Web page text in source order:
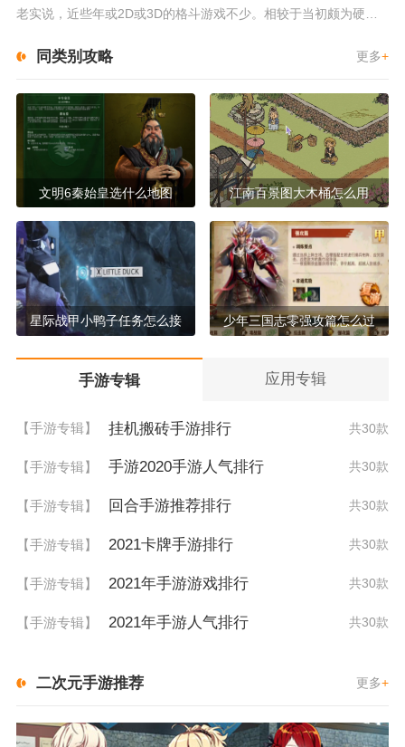
同类别攻略 更多+
文明6秦始皇选什么地图 江南百景图大木桶怎么用
星际战甲小鸭子任务怎么接 少年三国志零强攻篇怎么过
手游专辑 应用专辑
【手游专辑】 挂机搬砖手游排行 共30款
【手游专辑】 手游2020手游人气排行 共30款
【手游专辑】 回合手游推荐排行 共30款
【手游专辑】 2021卡牌手游排行 共30款
【手游专辑】 2021年手游游戏排行 共30款
【手游专辑】 2021年手游人气排行 共30款
二次元手游推荐 更多+